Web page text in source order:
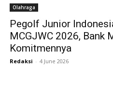
Olahraga
Pegolf Junior
MCGJWC 2026, Bank
Komitmennya
Redaksi - 4 June 2026